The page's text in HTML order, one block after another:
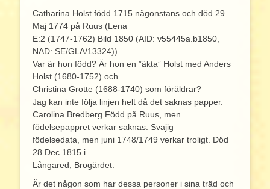
Catharina Holst född 1715 någonstans och död 29
Maj 1774 på Ruus (Lena
E:2 (1747-1762) Bild 1850 (AID: v55445a.b1850,
NAD: SE/GLA/13324)).
Var är hon född? Är hon en ”äkta” Holst med Anders
Holst (1680-1752) och
Christina Grotte (1688-1740) som föräldrar?
Jag kan inte följa linjen helt då det saknas papper.
Carolina Bredberg Född på Ruus, men
födelsepappret verkar saknas. Svajig
födelsedata, men juni 1748/1749 verkar troligt. Död
28 Dec 1815 i
Långared, Brogärdet.
Är det någon som har dessa personer i sina träd och